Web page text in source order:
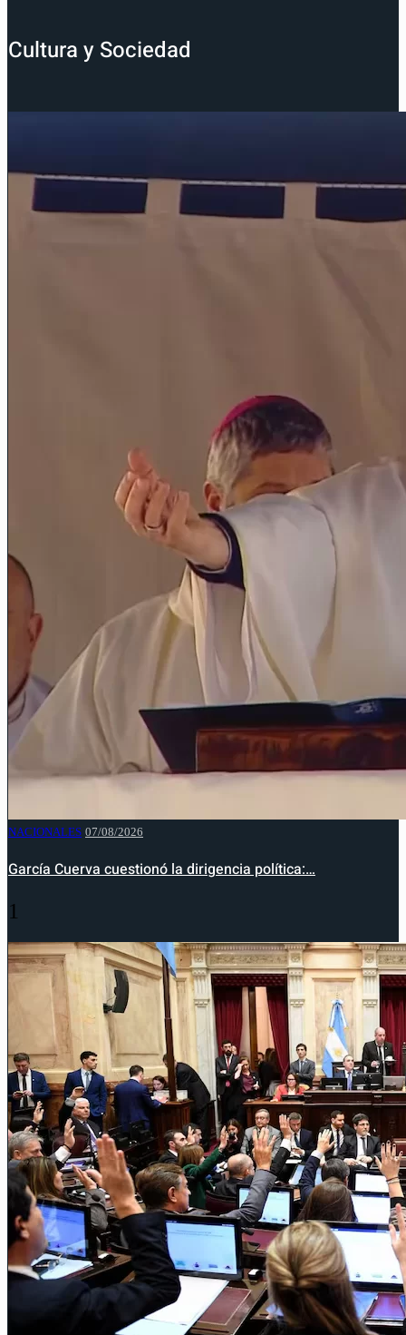
Cultura y Sociedad
NACIONALES 07/08/2026
García Cuerva cuestionó la dirigencia política:…
1